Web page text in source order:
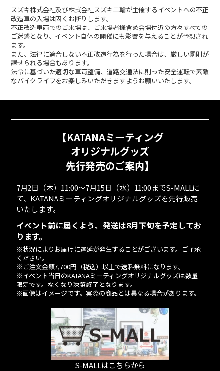
スズキ株式会社及び株式会社スズキ二輪が主催するイベントへの不正
改造車の入場は固くお断りします。
不正改造車両でのご来場は、ご来場者様含め会場付近の方々すべての
ご迷惑となり、イベント自体の開催にも影響を与えることが予想され
ます。
また、法律に適合しない不正改造行為を行った場合は、厳しい罰則が
課せられる場合もあります。
法令に基づいた適切な車両整備、道路交通法に則った安全運転で素敵
なバイクライフをお楽しみいただきますようお願いいたします。
【KATANAミーティング
オリジナルグッズ
先行発売のご案内】
7月2日（木）11:00～7月15日（水）11:00までS-MALLに
て、KATANAミーティングオリジナルグッズを先行販売
いたします。
イベント前に届くよう、発送は8月下旬を予定してお
ります。
※状況によりお届けに遅延が発生することがございます。ご了承
ください。
※ご注文金額7,700円（税込）以上で送料無料になります。
※イベント当日のKATANAミーティングオリジナルグッズは数量
限定です。なくなり次第終了となります。
※画像はイメージです。実際の商品とは異なる場合があります。
S-MALLはこちらから